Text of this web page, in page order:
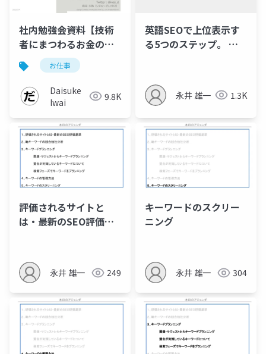
社内勉強会資料【技術
者にまつわるお金の
話】
お仕事
Daisuke
Iwai
9.8K
英語SEOで上位表示す
る5つのステップ。 英
永井 雄一 1.3K
評価されるサイトと
は・最新のSEO評価基
永井 雄一 249
キーワードのスクリー
ニング
永井 雄一 304